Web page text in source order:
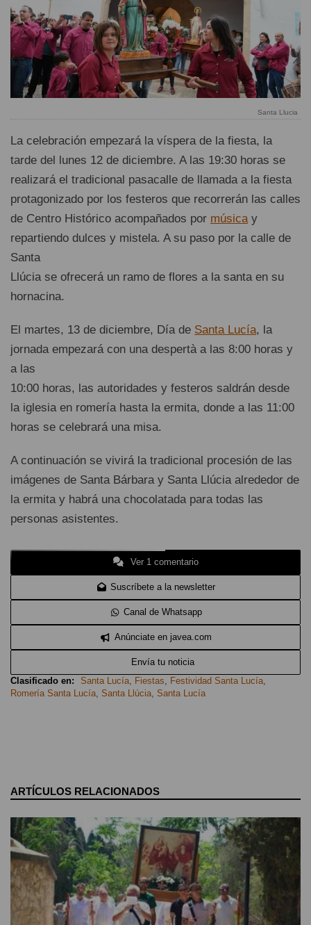
Santa Llucia
La celebración empezará la víspera de la fiesta, la
tarde del lunes 12 de diciembre. A las 19:30 horas se
realizará el tradicional pasacalle de llamada a la fiesta
protagonizado por los festeros que recorrerán las calles
de Centro Histórico acompañados por músicay
repartiendo dulces y mistela. A su paso por la calle de
Santa
Llúcia se ofrecerá un ramo de flores a la santa en su
hornacina.
El martes, 13 de diciembre, Día de Santa Lucía, la
jornada empezará con una despertà a las 8:00 horas y
a las
10:00 horas, las autoridades y festeros saldrán desde
la iglesia en romería hasta la ermita, donde a las 11:00
horas se celebrará una misa.
A continuación se vivirá la tradicional procesión de las
imágenes de Santa Bárbara y Santa Llúcia alrededor de
la ermita y habrá una chocolatada para todas las
personas asistentes.
Ver 1 comentario
Suscríbete a la newsletter
Canal de Whatsapp
Anúnciate en javea.com
Envía tu noticia
Clasificado en:
Santa Lucía, Fiestas, Festividad Santa Lucía,
Romería Santa Lucía, Santa Llúcia, Santa Lucía
ARTÍCULOS RELACIONADOS